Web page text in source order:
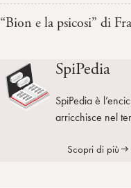
“Bion e la psicosi” di
SpiPedia
SpiPedia è
arricchisce nel
Scopri di più